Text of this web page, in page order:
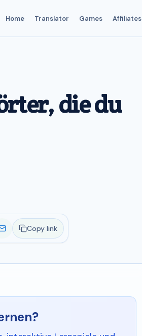
Home Translator Games Affiliates
die du
Copy link